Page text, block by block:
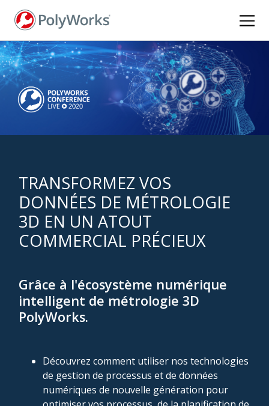
principal
TRANSFORMEZ VOS
DONNÉES DE MÉTROLOGIE
3D EN UN ATOUT
COMMERCIAL PRÉCIEUX
Grâce à l'écosystème numérique
intelligent de métrologie 3D
PolyWorks.
Découvrez comment utiliser nos technologies
de gestion de processus et de données
numériques de nouvelle génération pour